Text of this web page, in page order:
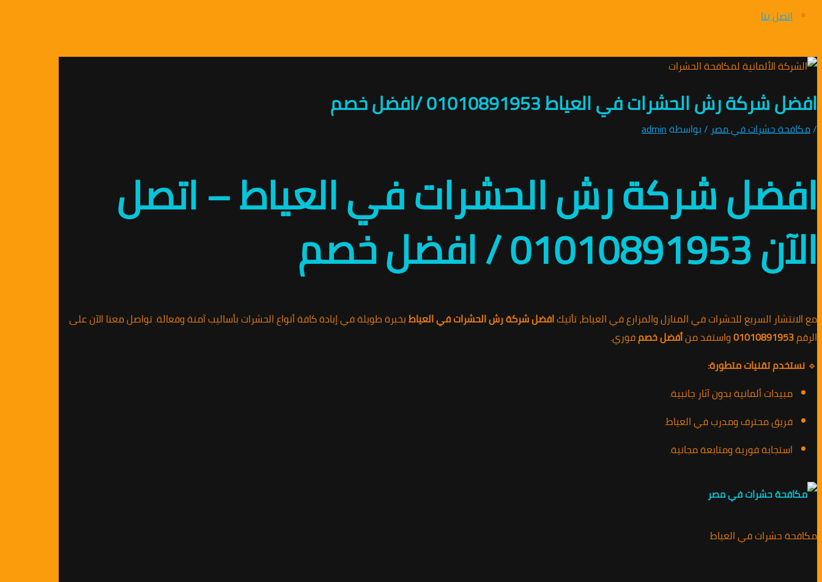
اتصل بنا
افضل شركة رش الحشرات في العياط 01010891953 /افضل خصم
/مكافحة حشرات في مصر/ بواسطةadmin
افضل شركة رش الحشرات في العياط – اتصل
الآن 01010891953 / افضل خصم
مع الانتشار السريع للحشرات في المنازل والمزارع في العياط، تأتيكافضل شركة رش الحشرات في العياطبخبرة طويلة في إبادة كافة أنواع الحشرات بأساليب آمنة وفعالة. تواصل معنا الآن على
الرقم01010891953واستفد منأفضل خصمفوري.
🔹 نستخدم تقنيات متطورة:
مبيدات ألمانية بدون آثار جانبية.
فريق محترف ومدرب في العياط.
استجابة فورية ومتابعة مجانية.
مكافحة حشرات في العياط